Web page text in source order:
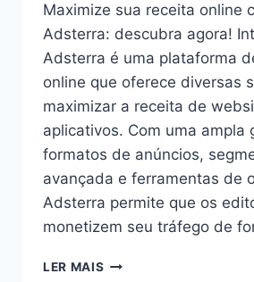
Maximize sua receita online
Adsterra: descubra agora!
Adsterra é uma plataforma
online que oferece diversas
maximizar a receita de
aplicativos. Com uma ampla
formatos de anúncios,
avançada e ferramentas de
Adsterra permite que os
monetizem seu tráfego de
LER MAIS MONETIZAÇÃO